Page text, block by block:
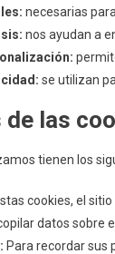
necesarias
nos ayudan a
se utilizan
las
tienen los
cookies, el
datos sobre
Para recordar sus